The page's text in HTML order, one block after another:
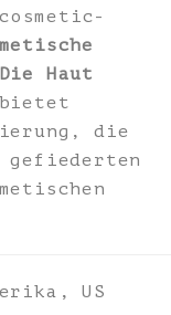
Haut
die
US